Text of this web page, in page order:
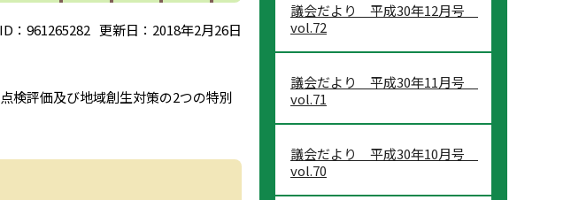
：961265282 更新日：2018年2月26日
検評価及び地域創生対策の2つの特別
議会だより 平成30年12月号
vol.72
議会だより 平成30年11月号
vol.71
議会だより 平成30年10月号
vol.70